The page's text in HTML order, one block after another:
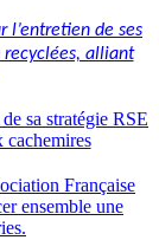
l’entretien de ses
alliant
sa stratégie RSE
cachemires
Française
ensemble une